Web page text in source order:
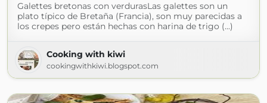
Galettes bretonas con verdurasLas galettes son un
plato típico de Bretaña (Francia), son muy parecidas a
los crepes pero están hechas con harina de trigo (...)
Cooking with kiwi
cookingwithkiwi.blogspot.com